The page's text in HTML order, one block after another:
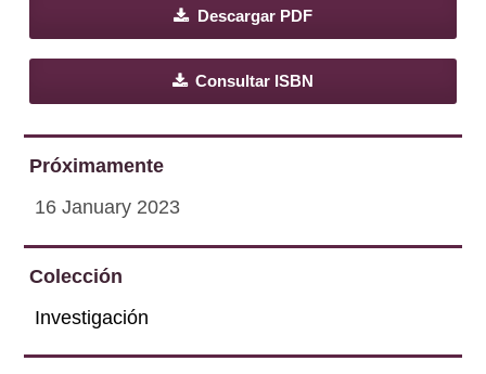
Descargar PDF
Consultar ISBN
Próximamente
16 January 2023
Colección
Investigación